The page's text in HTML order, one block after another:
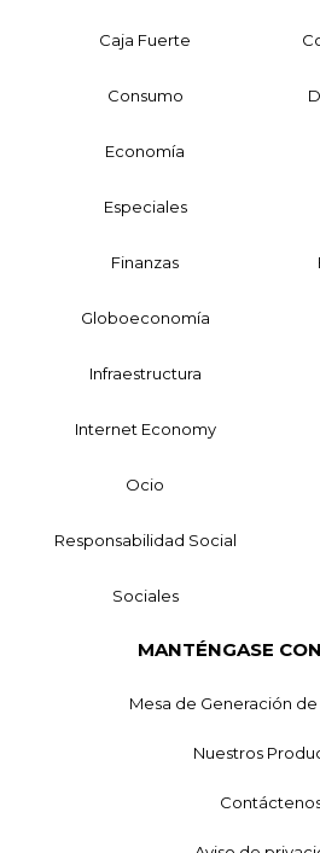
Caja Fuerte
Consumo
Economía
Especiales
Finanzas
Globoeconomía
Infraestructura
Internet Economy
Ocio
Responsabilidad Social
Sociales
MANTÉNGASE
Mesa de Generación
Nuestros